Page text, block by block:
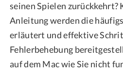
seinen Spielen zurückkehrt?
Anleitung werden die
erläutert und effektive
Fehlerbehebung
auf dem Mac wie Sie nicht